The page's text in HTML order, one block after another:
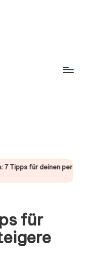
perfekten Sieg!
für